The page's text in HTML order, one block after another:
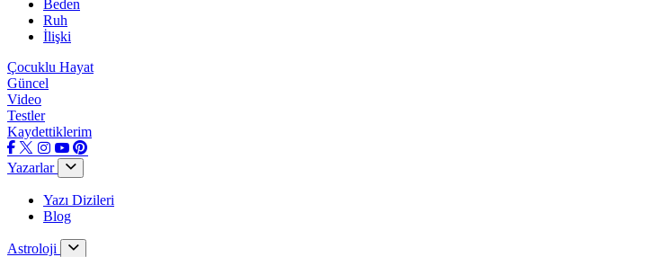
Beden
Ruh
İlişki
Çocuklu Hayat
Güncel
Video
Testler
Kaydettiklerim
Yazarlar
Yazı Dizileri
Blog
Astroloji